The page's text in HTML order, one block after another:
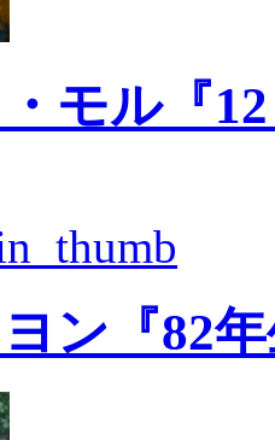
・モル『
ン『82